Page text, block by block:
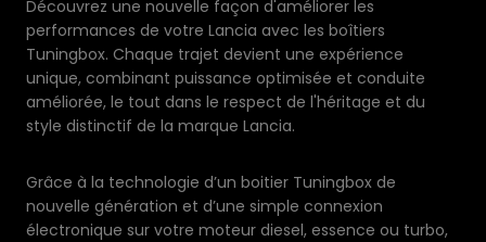
Découvrez une nouvelle façon d'améliorer les
performances de votre Lancia avec les boîtiers
Tuningbox. Chaque trajet devient une expérience
unique, combinant puissance optimisée et conduite
améliorée, le tout dans le respect de l'héritage et du
style distinctif de la marque Lancia.
Grâce à la technologie d’un boitier Tuningbox de
nouvelle génération et d’une simple connexion
électronique sur votre moteur diesel, essence ou turbo,